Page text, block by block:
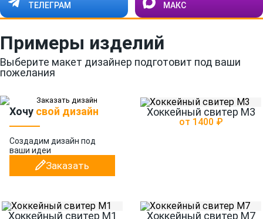
ТЕЛЕГРАМ МАКС
Примеры изделий
Выберите макет дизайнер подготовит под ваши
пожелания
Хочу свой дизайн
Создадим дизайн под
ваши идеи
Заказать
Хоккейный свитер М3
от 1400 ₽
Хоккейный свитер М1 Хоккейный свитер М7